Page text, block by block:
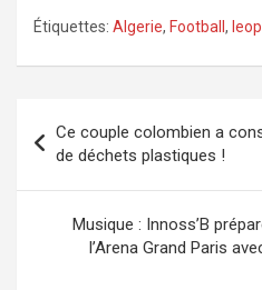
Étiquettes: Algerie, Football ,
de
l’article
Ce couple colombien a
de déchets plastiques !
Musique : Innoss’B
l’Arena Grand Paris